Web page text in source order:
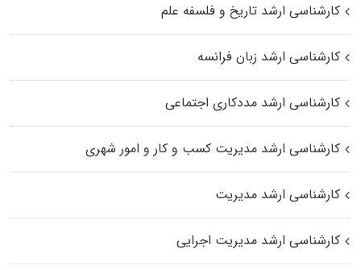
کارشناسی ارشد تاریخ و فلسفه علم
کارشناسی ارشد زبان فرانسه
کارشناسی ارشد مددکاری اجتماعی
کارشناسی ارشد مدیریت کسب و کار و امور شهری
کارشناسی ارشد مدیریت
کارشناسی ارشد مدیریت اجرایی